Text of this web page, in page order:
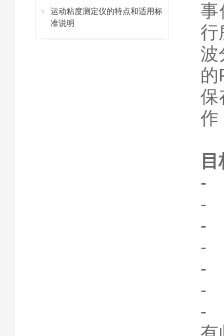
运动粘度测定仪的特点和适用标
准说明
事
行
波
的
保
作
-
-
-
-
-
-
-